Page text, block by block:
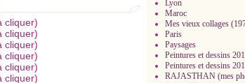
Lyon
Maroc
Mes vieux collages
Paris
Paysages
Peintures et dessins
Peintures et dessins
RAJASTHAN (mes